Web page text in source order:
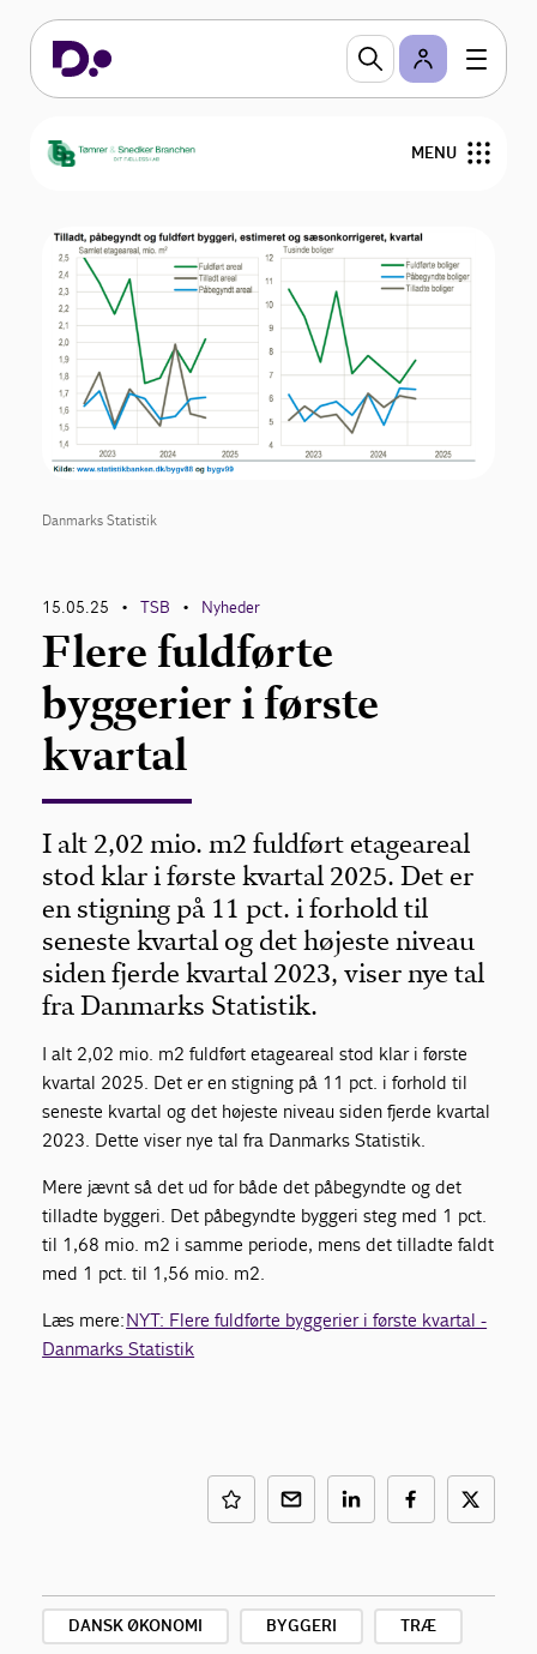
MENU
Om TSB
Medlemstilbud
Bliv medlem
Nyheder
Kurser og Gå-hjem-møder
Kontakt
Danmarks Statistik
15.05.25 • TSB • Nyheder
Flere fuldførte
byggerier i første
kvartal
I alt 2,02 mio. m2 fuldført etageareal
stod klar i første kvartal 2025. Det er
en stigning på 11 pct. i forhold til
seneste kvartal og det højeste niveau
siden fjerde kvartal 2023, viser nye tal
fra Danmarks Statistik.
I alt 2,02 mio. m2 fuldført etageareal stod klar i første
kvartal 2025. Det er en stigning på 11 pct. i forhold til
seneste kvartal og det højeste niveau siden fjerde kvartal
2023. Dette viser nye tal fra Danmarks Statistik.
Mere jævnt så det ud for både det påbegyndte og det
tilladte byggeri. Det påbegyndte byggeri steg med 1 pct.
til 1,68 mio. m2 i samme periode, mens det tilladte faldt
med 1 pct. til 1,56 mio. m2.
Læs mere:NYT: Flere fuldførte byggerier i første kvartal -
Danmarks Statistik
DANSK ØKONOMI BYGGERI TRÆ